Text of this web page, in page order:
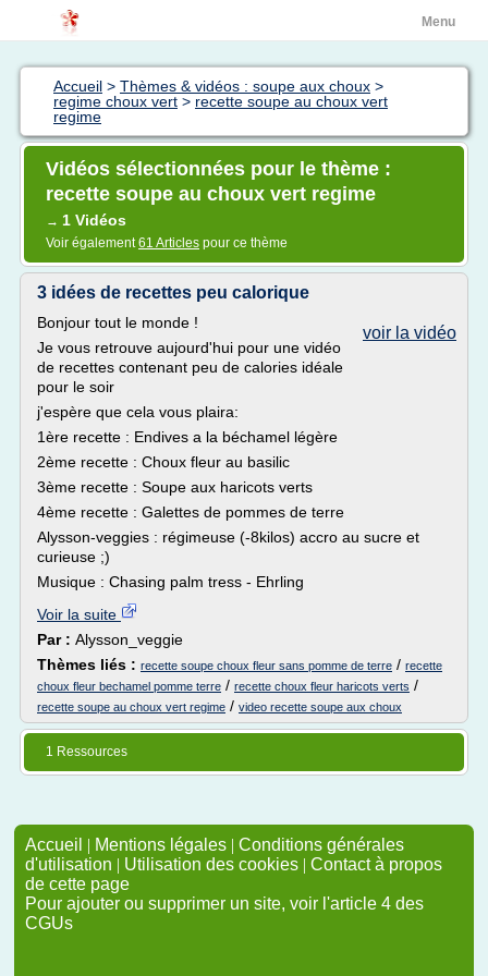
Menu
Accueil > Thèmes & vidéos : soupe aux choux >
regime choux vert > recette soupe au choux vert
regime
Vidéos sélectionnées pour le thème :
recette soupe au choux vert regime
→ 1 Vidéos
Voir également61 Articles pour ce thème
3 idées de recettes peu calorique
voir la vidéo
Bonjour tout le monde !
Je vous retrouve aujourd'hui pour une vidéo
de recettes contenant peu de calories idéale
pour le soir
j'espère que cela vous plaira:
1ère recette : Endives a la béchamel légère
2ème recette : Choux fleur au basilic
3ème recette : Soupe aux haricots verts
4ème recette : Galettes de pommes de terre
Alysson-veggies : régimeuse (-8kilos) accro au sucre et
curieuse ;)
Musique : Chasing palm tress - Ehrling
Voir la suite
Par : Alysson_veggie
Thèmes liés : recette soupe choux fleur sans pomme de terre / recette
choux fleur bechamel pomme terre / recette choux fleur haricots verts /
recette soupe au choux vert regime / video recette soupe aux choux
1 Ressources
Accueil | Mentions légales | Conditions générales
d'utilisation | Utilisation des cookies | Contact à propos
de cette page
Pour ajouter ou supprimer un site, voir l'article 4 des
CGUs